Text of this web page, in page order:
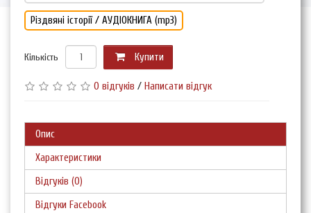
Різдвяні історії / АУДІОКНИГА (mp3)
Кількість Купити
0 відгуків / Написати відгук
Опис
Характеристики
Відгуків (0)
Відгуки Facebook